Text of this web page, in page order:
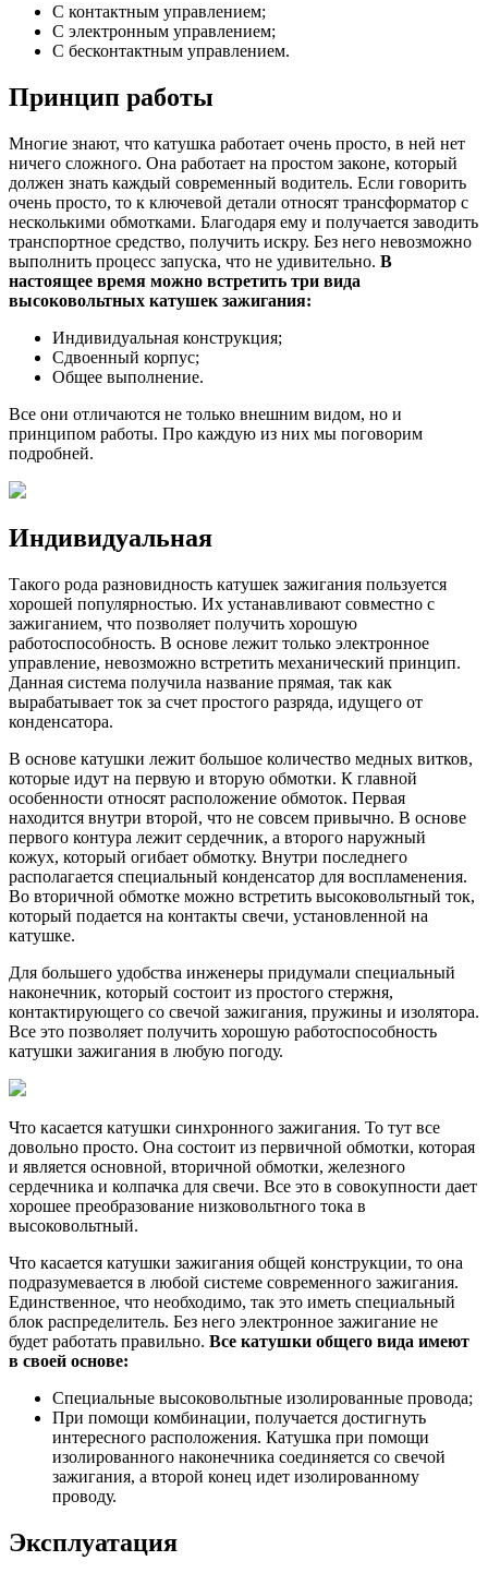
С контактным управлением;
С электронным управлением;
С бесконтактным управлением.
Принцип работы
Многие знают, что катушка работает очень просто, в ней нет
ничего сложного. Она работает на простом законе, который
должен знать каждый современный водитель. Если говорить
очень просто, то к ключевой детали относят трансформатор с
несколькими обмотками. Благодаря ему и получается заводить
транспортное средство, получить искру. Без него невозможно
выполнить процесс запуска, что не удивительно. В
настоящее время можно встретить три вида
высоковольтных катушек зажигания:
Индивидуальная конструкция;
Сдвоенный корпус;
Общее выполнение.
Все они отличаются не только внешним видом, но и
принципом работы. Про каждую из них мы поговорим
подробней.
Индивидуальная
Такого рода разновидность катушек зажигания пользуется
хорошей популярностью. Их устанавливают совместно с
зажиганием, что позволяет получить хорошую
работоспособность. В основе лежит только электронное
управление, невозможно встретить механический принцип.
Данная система получила название прямая, так как
вырабатывает ток за счет простого разряда, идущего от
конденсатора.
В основе катушки лежит большое количество медных витков,
которые идут на первую и вторую обмотки. К главной
особенности относят расположение обмоток. Первая
находится внутри второй, что не совсем привычно. В основе
первого контура лежит сердечник, а второго наружный
кожух, который огибает обмотку. Внутри последнего
располагается специальный конденсатор для воспламенения.
Во вторичной обмотке можно встретить высоковольтный ток,
который подается на контакты свечи, установленной на
катушке.
Для большего удобства инженеры придумали специальный
наконечник, который состоит из простого стержня,
контактирующего со свечой зажигания, пружины и изолятора.
Все это позволяет получить хорошую работоспособность
катушки зажигания в любую погоду.
Что касается катушки синхронного зажигания. То тут все
довольно просто. Она состоит из первичной обмотки, которая
и является основной, вторичной обмотки, железного
сердечника и колпачка для свечи. Все это в совокупности дает
хорошее преобразование низковольтного тока в
высоковольтный.
Что касается катушки зажигания общей конструкции, то она
подразумевается в любой системе современного зажигания.
Единственное, что необходимо, так это иметь специальный
блок распределитель. Без него электронное зажигание не
будет работать правильно. Все катушки общего вида имеют
в своей основе:
Специальные высоковольтные изолированные провода;
При помощи комбинации, получается достигнуть
интересного расположения. Катушка при помощи
изолированного наконечника соединяется со свечой
зажигания, а второй конец идет изолированному
проводу.
Эксплуатация